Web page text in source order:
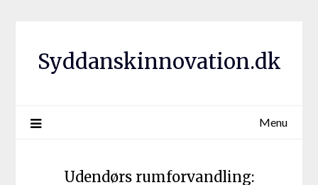
Syddanskinnovation.dk
Menu
Udendørs rumforvandling: